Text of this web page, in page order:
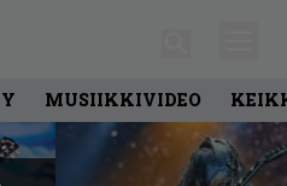
MUSIIKKIVIDEO